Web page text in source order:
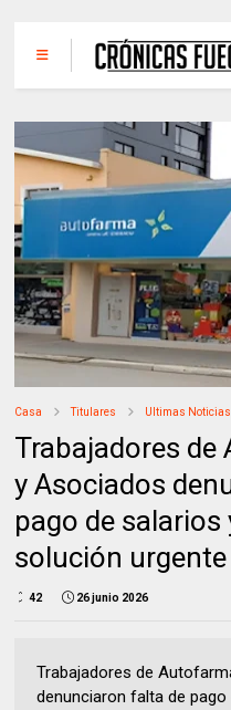
Casa Titulares Ultimas Noticias
Trabajadores
y Asociados
pago de
solución urgente
42 26 junio 2026
Trabajadores de
denunciaron falta de